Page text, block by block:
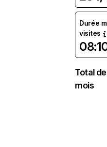
Durée
visites
Total
mois